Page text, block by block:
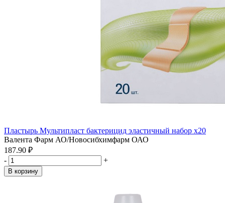
Пластырь Мультипласт бактерицид эластичный набор x20
Валента Фарм АО/Новосибхимфарм ОАО
187.90 ₽
-
+
В корзину